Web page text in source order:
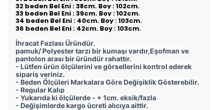
32 beden Bel Eni : 38cm. Boy : 102cm.
33 beden Bel Eni : 39cm. Boy : 102cm.
34 beden Bel Eni : 40cm. Boy : 103cm.
36 beden Bel Eni : 42cm. Boy : 103cm.
İhracat Fazlası Üründür.
pamuk/ Polyester tarzı bir kumaşı vardır,Eşofman ve
pantolon arası bir üründür rahattır.
- Lütfen ürün ölçülerini ve görsellerini kontrol ederek
sipariş veriniz.
- Beden Ölçüleri Markalara Göre Değişiklik Gösterebilir.
- Regular Kalıp
- Yukarıda ki ölçülerde - + 1cm. eksik/fazla
- Değişimlerde kargo ücreti alıcıya aittir.